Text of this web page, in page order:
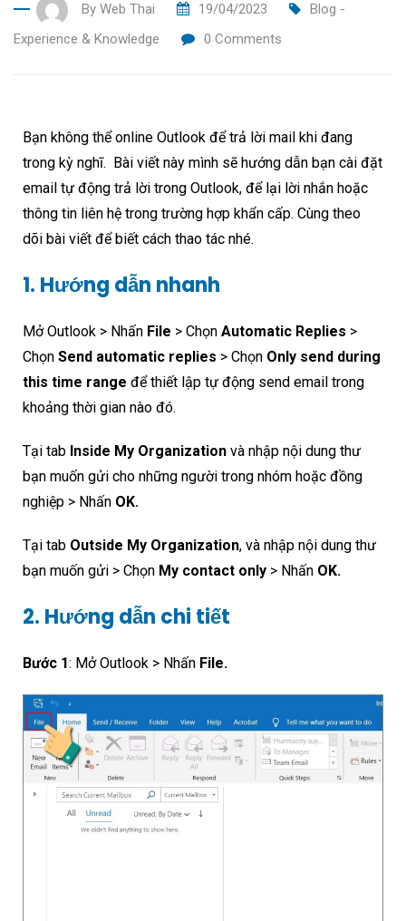
By Web Thai 19/04/2023
Blog -
Experience & Knowledge
0 Comments
Bạn không thể online Outlook để trả lời mail khi đang
trong kỳ nghĩ. Bài viết này mình sẽ hướng dẫn bạn cài đặt
email tự động trả lời trong Outlook, để lại lời nhắn hoặc
thông tin liên hệ trong trường hợp khẩn cấp. Cùng theo
dõi bài viết để biết cách thao tác nhé.
1. Hướng dẫn nhanh
Mở Outlook > Nhấn File > Chọn Automatic Replies >
Chọn Send automatic replies > Chọn Only send during
this time range để thiết lập tự động send email trong
khoảng thời gian nào đó.
Tại tab Inside My Organization và nhập nội dung thư
bạn muốn gửi cho những người trong nhóm hoặc đồng
nghiệp > Nhấn OK.
Tại tab Outside My Organization, và nhập nội dung thư
bạn muốn gửi > Chọn My contact only > Nhấn OK.
2. Hướng dẫn chi tiết
Bước 1: Mở Outlook > Nhấn File.